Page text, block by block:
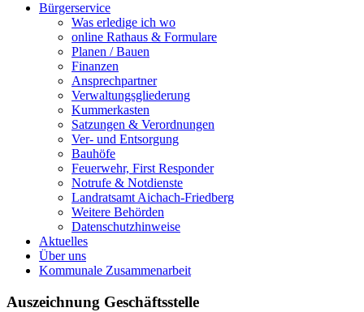
Bürgerservice
Was erledige ich wo
online Rathaus & Formulare
Planen / Bauen
Finanzen
Ansprechpartner
Verwaltungsgliederung
Kummerkasten
Satzungen & Verordnungen
Ver- und Entsorgung
Bauhöfe
Feuerwehr, First Responder
Notrufe & Notdienste
Landratsamt Aichach-Friedberg
Weitere Behörden
Datenschutzhinweise
Aktuelles
Über uns
Kommunale Zusammenarbeit
Auszeichnung Geschäftsstelle